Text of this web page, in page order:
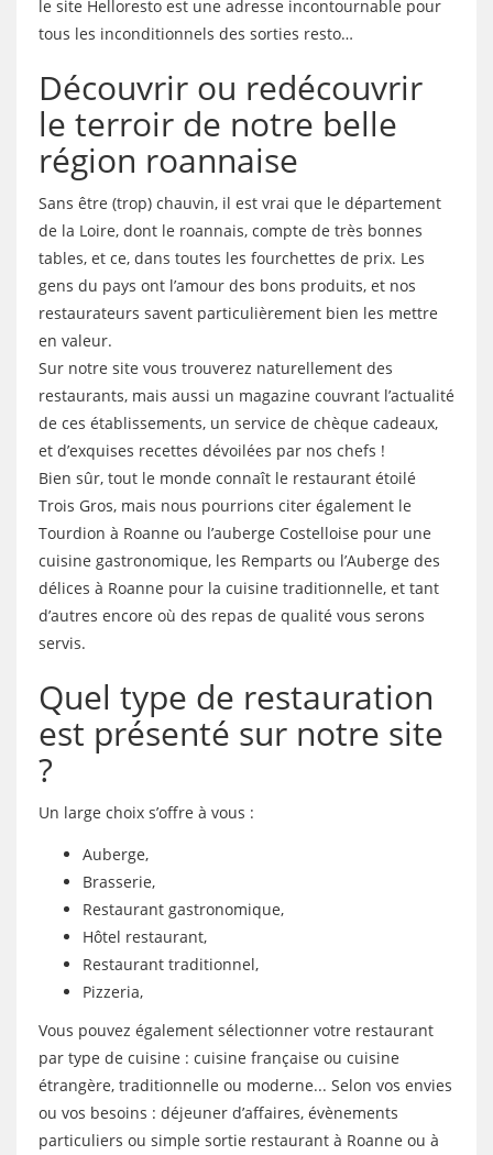
le site Helloresto est une adresse incontournable pour
tous les inconditionnels des sorties resto…
Découvrir ou redécouvrir
le terroir de notre belle
région roannaise
Sans être (trop) chauvin, il est vrai que le département
de la Loire, dont le roannais, compte de très bonnes
tables, et ce, dans toutes les fourchettes de prix. Les
gens du pays ont l’amour des bons produits, et nos
restaurateurs savent particulièrement bien les mettre
en valeur.
Sur notre site vous trouverez naturellement des
restaurants, mais aussi un magazine couvrant l’actualité
de ces établissements, un service de chèque cadeaux,
et d’exquises recettes dévoilées par nos chefs !
Bien sûr, tout le monde connaît le restaurant étoilé
Trois Gros, mais nous pourrions citer également le
Tourdion à Roanne ou l’auberge Costelloise pour une
cuisine gastronomique, les Remparts ou l’Auberge des
délices à Roanne pour la cuisine traditionnelle, et tant
d’autres encore où des repas de qualité vous serons
servis.
Quel type de restauration
est présenté sur notre site
?
Un large choix s’offre à vous :
Auberge,
Brasserie,
Restaurant gastronomique,
Hôtel restaurant,
Restaurant traditionnel,
Pizzeria,
Vous pouvez également sélectionner votre restaurant
par type de cuisine : cuisine française ou cuisine
étrangère, traditionnelle ou moderne... Selon vos envies
ou vos besoins : déjeuner d’affaires, évènements
particuliers ou simple sortie restaurant à Roanne ou à